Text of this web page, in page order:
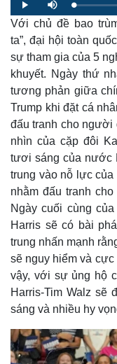
P
l
a
y
M
u
L
o
a
d
e
d
1
.
6
4
Với chủ đề bao
ta”, đại hội toàn
sự tham gia của 5
khuyết. Ngày thứ
tương phản giữa
Trump khi đặt cá
đấu tranh cho người
nhìn của cặp đôi
tươi sáng của nước
trung vào nỗ lực
nhằm đấu tranh
Ngày cuối cùng
Harris sẽ có bài
trung nhấn mạnh
sẽ nguy hiểm và
vậy, với sự ủng hộ
Harris-Tim Walz sẽ
sáng và nhiều hy